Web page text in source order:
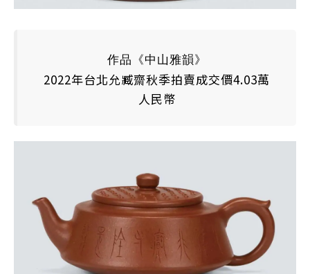
作品《中山雅韻》
2022年台北允臧齋秋季拍賣成交價4.03萬
人民幣